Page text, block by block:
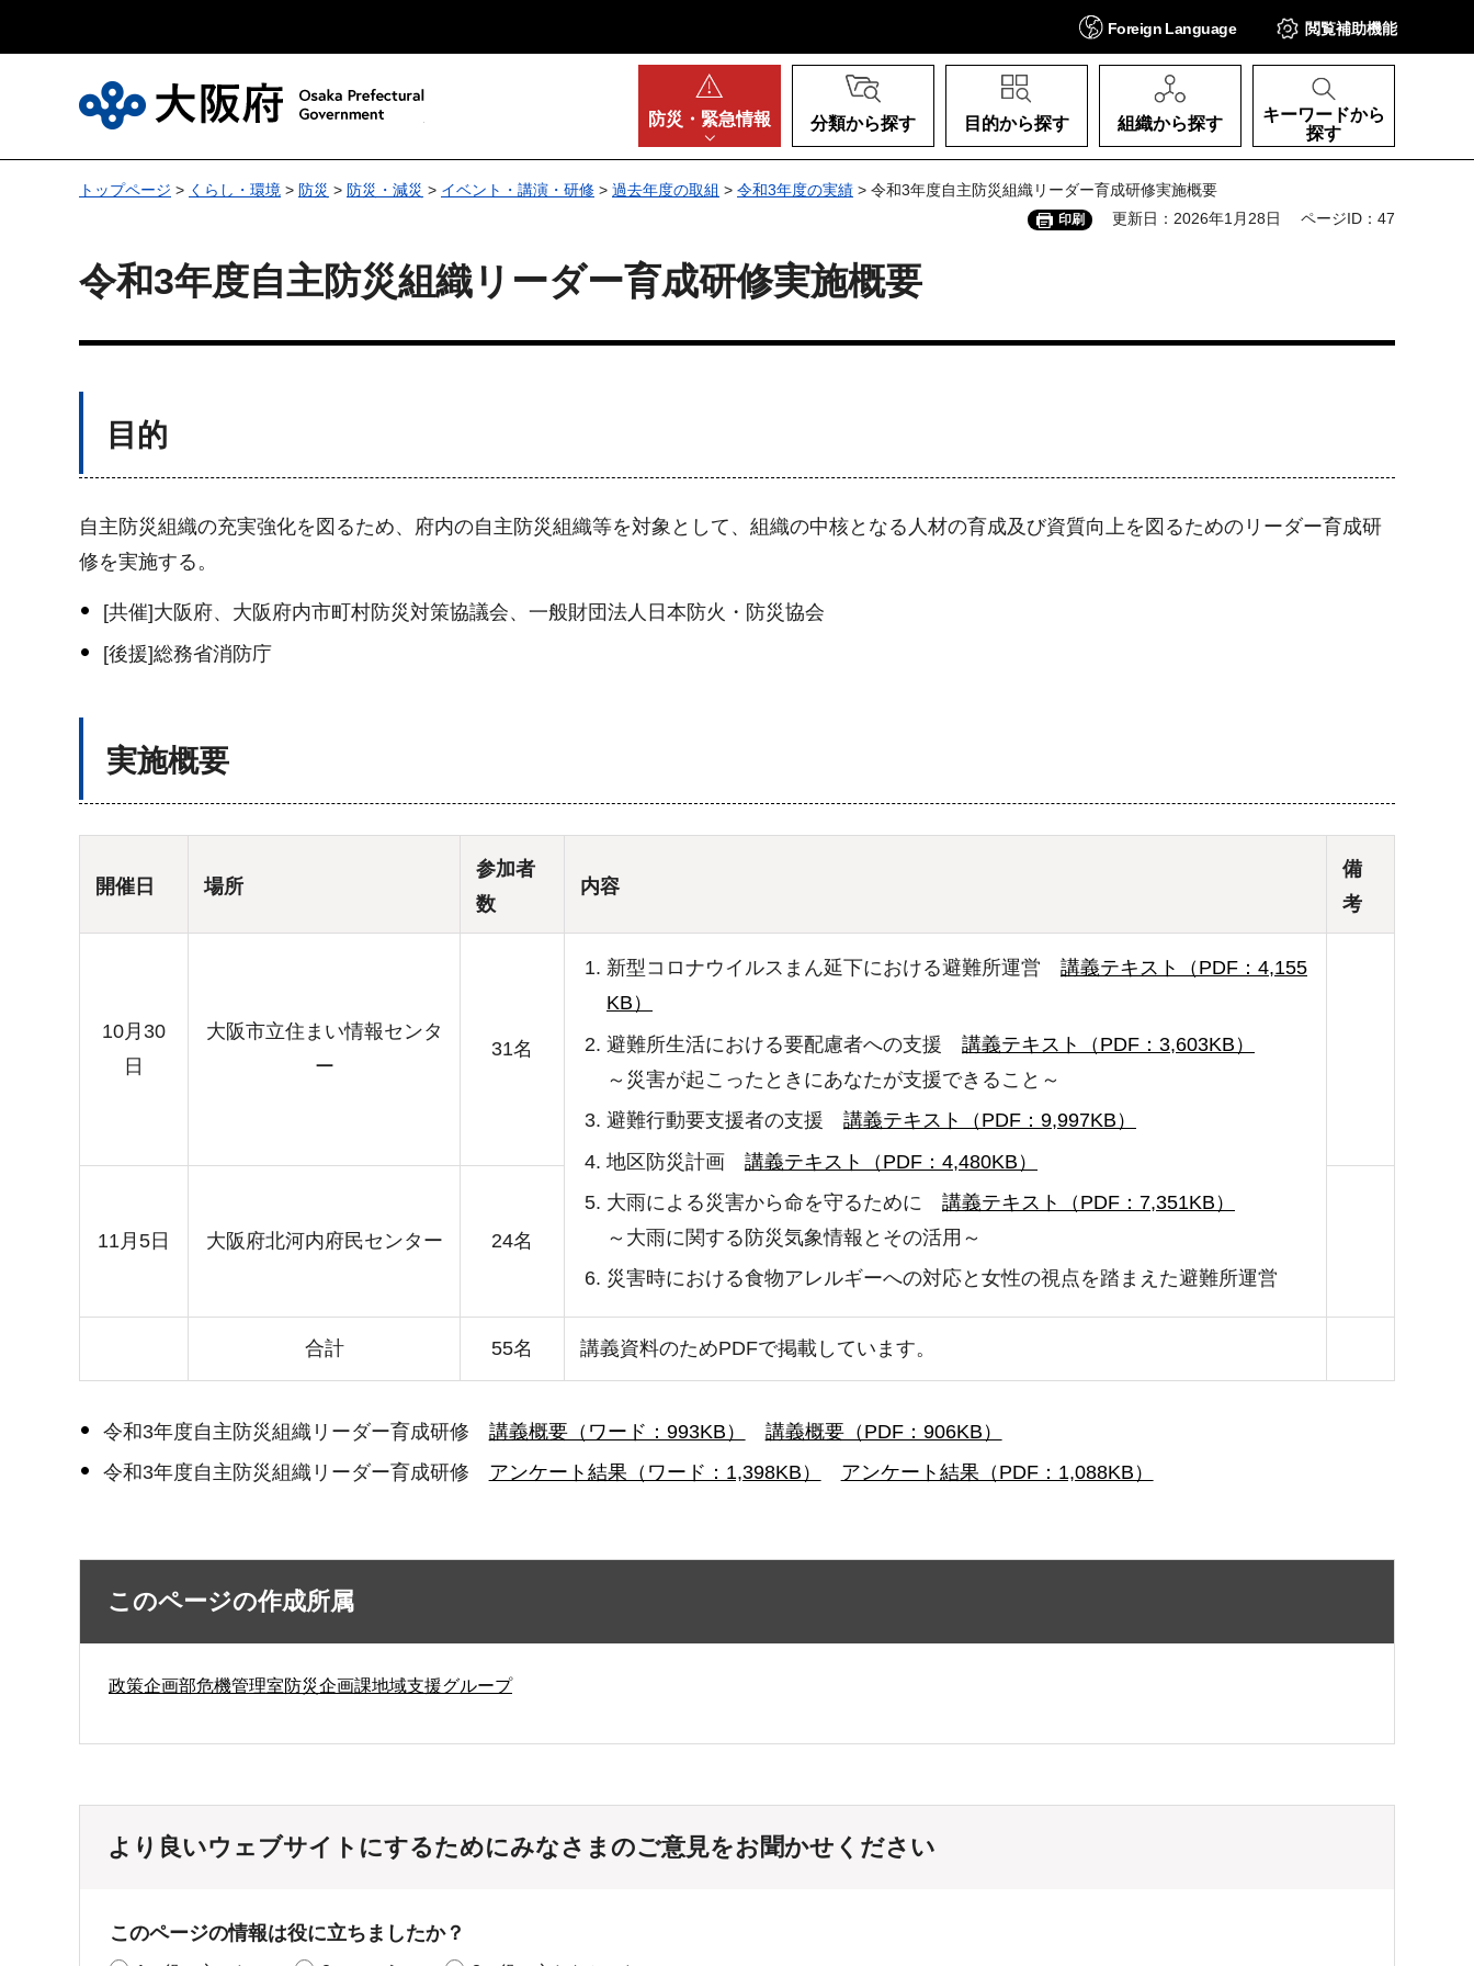
Foreign Language 閲覧補助機能
防災・ 緊急情報 分類から探す 目的から探す 組織から探す
キーワードから
探す
トップページ > くらし・環境 > 防災 > 防災・減災 > イベント・講演・研修 > 過去年度の取組 > 令和3年度の実績 > 令和3年度自主防災組織リーダー育成研修実施概要
印刷 更新日：2026年1月28日 ページID：47
令和3年度自主防災組織リーダー育成研修実施概要
目的
自主防災組織の充実強化を図るため、府内の自主防災組織等を対象として、組織の中核となる人材の育成及び資質向上を図るためのリーダー育成研
修を実施する。
[共催]大阪府、大阪府内市町村防災対策協議会、一般財団法人日本防火・防災協会
[後援]総務省消防庁
実施概要
開催日 場所
参加者
数
内容
備
考
10月30
日
大阪市立住まい情報センタ
ー
31名
新型コロナウイルスまん延下における避難所運営 講義テキスト（PDF：4,155
KB）
避難所生活における要配慮者への支援 講義テキスト（PDF：3,603KB）
～災害が起こったときにあなたが支援できること～
避難行動要支援者の支援 講義テキスト（PDF：9,997KB）
地区防災計画 講義テキスト（PDF：4,480KB）
大雨による災害から命を守るために 講義テキスト（PDF：7,351KB）
～大雨に関する防災気象情報とその活用～
災害時における食物アレルギーへの対応と女性の視点を踏まえた避難所運営
11月5日 大阪府北河内府民センター 24名
合計 55名 講義資料のためPDFで掲載しています。
令和3年度自主防災組織リーダー育成研修 講義概要（ワード：993KB）
講義概要（PDF：906KB）
令和3年度自主防災組織リーダー育成研修 アンケート結果（ワード：1,398KB） アンケート結果（PDF：1,088KB）
このページの作成所属
政策企画部危機管理室防災企画課地域支援グループ
より良いウェブサイトにするためにみなさまのご意見をお聞かせください
このページの情報は役に立ちましたか？